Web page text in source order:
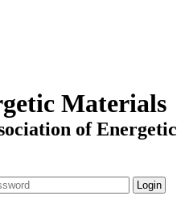
Materials
of Energetic